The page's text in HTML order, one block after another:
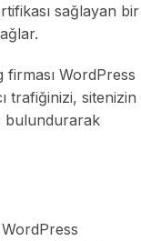
sağlayan bir
WordPress
trafiğinizi, sitenizin
bulundurarak
WordPress